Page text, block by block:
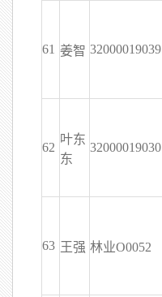
61 姜智 32000019039
62
叶东
东
32000019030
63 王强 林业O0052